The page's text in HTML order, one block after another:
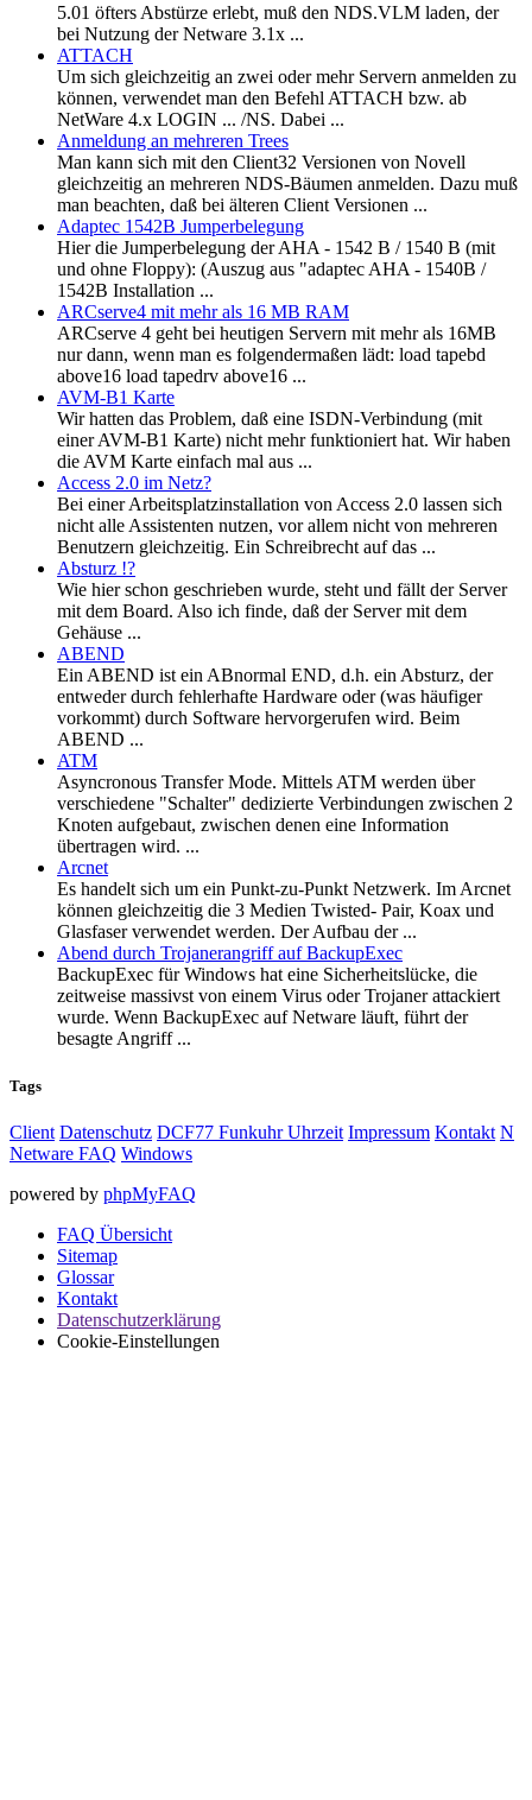
5.01 öfters Abstürze erlebt, muß den NDS.VLM laden, der
bei Nutzung der Netware 3.1x ...
ATTACH
Um sich gleichzeitig an zwei oder mehr Servern anmelden zu
können, verwendet man den Befehl ATTACH bzw. ab
NetWare 4.x LOGIN ... /NS. Dabei ...
Anmeldung an mehreren Trees
Man kann sich mit den Client32 Versionen von Novell
gleichzeitig an mehreren NDS-Bäumen anmelden. Dazu muß
man beachten, daß bei älteren Client Versionen ...
Adaptec 1542B Jumperbelegung
Hier die Jumperbelegung der AHA - 1542 B / 1540 B (mit
und ohne Floppy): (Auszug aus "adaptec AHA - 1540B /
1542B Installation ...
ARCserve4 mit mehr als 16 MB RAM
ARCserve 4 geht bei heutigen Servern mit mehr als 16MB
nur dann, wenn man es folgendermaßen lädt: load tapebd
above16 load tapedrv above16 ...
AVM-B1 Karte
Wir hatten das Problem, daß eine ISDN-Verbindung (mit
einer AVM-B1 Karte) nicht mehr funktioniert hat. Wir haben
die AVM Karte einfach mal aus ...
Access 2.0 im Netz?
Bei einer Arbeitsplatzinstallation von Access 2.0 lassen sich
nicht alle Assistenten nutzen, vor allem nicht von mehreren
Benutzern gleichzeitig. Ein Schreibrecht auf das ...
Absturz !?
Wie hier schon geschrieben wurde, steht und fällt der Server
mit dem Board. Also ich finde, daß der Server mit dem
Gehäuse ...
ABEND
Ein ABEND ist ein ABnormal END, d.h. ein Absturz, der
entweder durch fehlerhafte Hardware oder (was häufiger
vorkommt) durch Software hervorgerufen wird. Beim
ABEND ...
ATM
Asyncronous Transfer Mode. Mittels ATM werden über
verschiedene "Schalter" dedizierte Verbindungen zwischen 2
Knoten aufgebaut, zwischen denen eine Information
übertragen wird. ...
Arcnet
Es handelt sich um ein Punkt-zu-Punkt Netzwerk. Im Arcnet
können gleichzeitig die 3 Medien Twisted- Pair, Koax und
Glasfaser verwendet werden. Der Aufbau der ...
Abend durch Trojanerangriff auf BackupExec
BackupExec für Windows hat eine Sicherheitslücke, die
zeitweise massivst von einem Virus oder Trojaner attackiert
wurde. Wenn BackupExec auf Netware läuft, führt der
besagte Angriff ...
Tags
Client Datenschutz DCF77 Funkuhr Uhrzeit Impressum Kontakt N
Netware FAQ Windows
powered by phpMyFAQ
FAQ Übersicht
Sitemap
Glossar
Kontakt
Datenschutzerklärung
Cookie-Einstellungen